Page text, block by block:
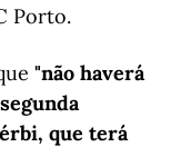
Porto.
"não haverá
que terá